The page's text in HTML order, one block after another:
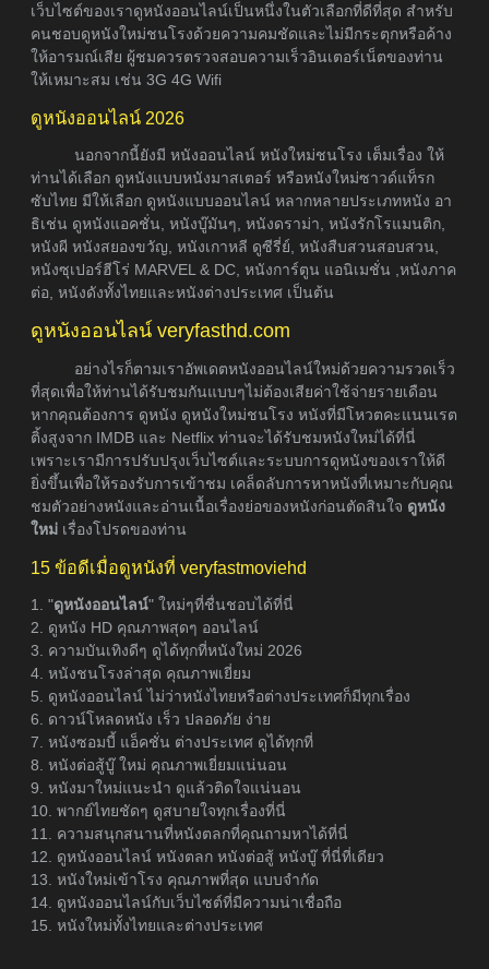
เว็บไซต์ของเราดูหนังออนไลน์เป็นหนึ่งในตัวเลือกที่ดีที่สุด สำหรับ
คนชอบดูหนังใหม่ชนโรงด้วยความคมชัดและไม่มีกระตุกหรือค้าง
ให้อารมณ์เสีย ผู้ชมควรตรวจสอบความเร็วอินเตอร์เน็ตของท่าน
ให้เหมาะสม เช่น 3G 4G Wifi
ดูหนังออนไลน์ 2026
นอกจากนี้ยังมี หนังออนไลน์ หนังใหม่ชนโรง เต็มเรื่อง ให้
ท่านได้เลือก ดูหนังแบบหนังมาสเตอร์ หรือหนังใหม่ซาวด์แท็รก
ซับไทย มีให้เลือก ดูหนังแบบออนไลน์ หลากหลายประเภทหนัง อา
ธิเช่น ดูหนังแอคชั่น, หนังบู๊มันๆ, หนังดราม่า, หนังรักโรแมนติก,
หนังผี หนังสยองขวัญ, หนังเกาหลี ดูซีรี่ย์, หนังสืบสวนสอบสวน,
หนังซุเปอร์ฮีโร่ MARVEL & DC, หนังการ์ตูน แอนิเมชั่น ,หนังภาค
ต่อ, หนังดังทั้งไทยและหนังต่างประเทศ เป็นต้น
ดูหนังออนไลน์ veryfasthd.com
อย่างไรก็ตามเราอัพเดตหนังออนไลน์ใหม่ด้วยความรวดเร็ว
ที่สุดเพื่อให้ท่านได้รับชมกันแบบๆไม่ต้องเสียค่าใช้จ่ายรายเดือน
หากคุณต้องการ ดูหนัง ดูหนังใหม่ชนโรง หนังที่มีโหวตคะแนนเรต
ติ้งสูงจาก IMDB และ Netflix ท่านจะได้รับชมหนังใหม่ได้ที่นี่
เพราะเรามีการปรับปรุงเว็บไซต์และระบบการดูหนังของเราให้ดี
ยิ่งขึ้นเพื่อให้รองรับการเข้าชม เคล็ดลับการหาหนังที่เหมาะกับคุณ
ชมตัวอย่างหนังและอ่านเนื้อเรื่องย่อของหนังก่อนตัดสินใจ ดูหนัง
ใหม่ เรื่องโปรดของท่าน
15 ข้อดีเมื่อดูหนังที่ veryfastmoviehd
1. "ดูหนังออนไลน์" ใหม่ๆที่ชื่นชอบได้ที่นี่
2. ดูหนัง HD คุณภาพสุดๆ ออนไลน์
3. ความบันเทิงดีๆ ดูได้ทุกที่หนังใหม่ 2026
4. หนังชนโรงล่าสุด คุณภาพเยี่ยม
5. ดูหนังออนไลน์ ไม่ว่าหนังไทยหรือต่างประเทศก็มีทุกเรื่อง
6. ดาวน์โหลดหนัง เร็ว ปลอดภัย ง่าย
7. หนังซอมบี้ แอ็คชั่น ต่างประเทศ ดูได้ทุกที่
8. หนังต่อสู้บู๊ ใหม่ คุณภาพเยี่ยมแน่นอน
9. หนังมาใหม่แนะนำ ดูแล้วติดใจแน่นอน
10. พากย์ไทยชัดๆ ดูสบายใจทุกเรื่องที่นี่
11. ความสนุกสนานที่หนังตลกที่คุณถามหาได้ที่นี่
12. ดูหนังออนไลน์ หนังตลก หนังต่อสู้ หนังบู๊ ที่นี่ที่เดียว
13. หนังใหม่เข้าโรง คุณภาพที่สุด แบบจำกัด
14. ดูหนังออนไลน์กับเว็บไซต์ที่มีความน่าเชื่อถือ
15. หนังใหม่ทั้งไทยและต่างประเทศ